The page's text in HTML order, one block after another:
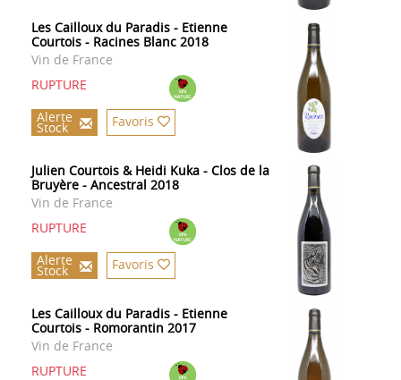
Les Cailloux du Paradis - Etienne
Courtois - Racines Blanc 2018
Vin de France
RUPTURE
Alerte
Stock Favoris
Julien Courtois & Heidi Kuka - Clos de la
Bruyère - Ancestral 2018
Vin de France
RUPTURE
Alerte
Stock Favoris
Les Cailloux du Paradis - Etienne
Courtois - Romorantin 2017
Vin de France
RUPTURE